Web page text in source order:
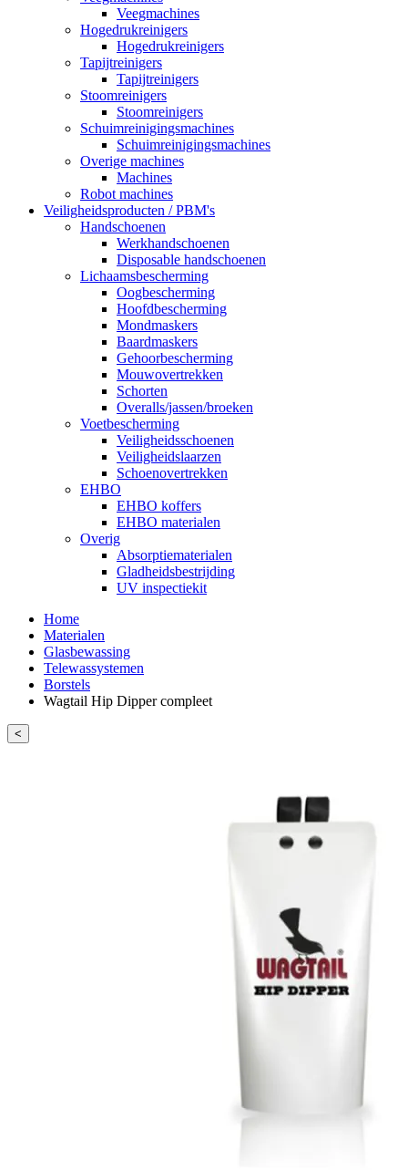
Veegmachines
Hogedrukreinigers
Hogedrukreinigers
Tapijtreinigers
Tapijtreinigers
Stoomreinigers
Stoomreinigers
Schuimreinigingsmachines
Schuimreinigingsmachines
Overige machines
Machines
Robot machines
Veiligheidsproducten / PBM's
Handschoenen
Werkhandschoenen
Disposable handschoenen
Lichaamsbescherming
Oogbescherming
Hoofdbescherming
Mondmaskers
Baardmaskers
Gehoorbescherming
Mouwovertrekken
Schorten
Overalls/jassen/broeken
Voetbescherming
Veiligheidsschoenen
Veiligheidslaarzen
Schoenovertrekken
EHBO
EHBO koffers
EHBO materialen
Overig
Absorptiematerialen
Gladheidsbestrijding
UV inspectiekit
Home
Materialen
Glasbewassing
Telewassystemen
Borstels
Wagtail Hip Dipper compleet
<